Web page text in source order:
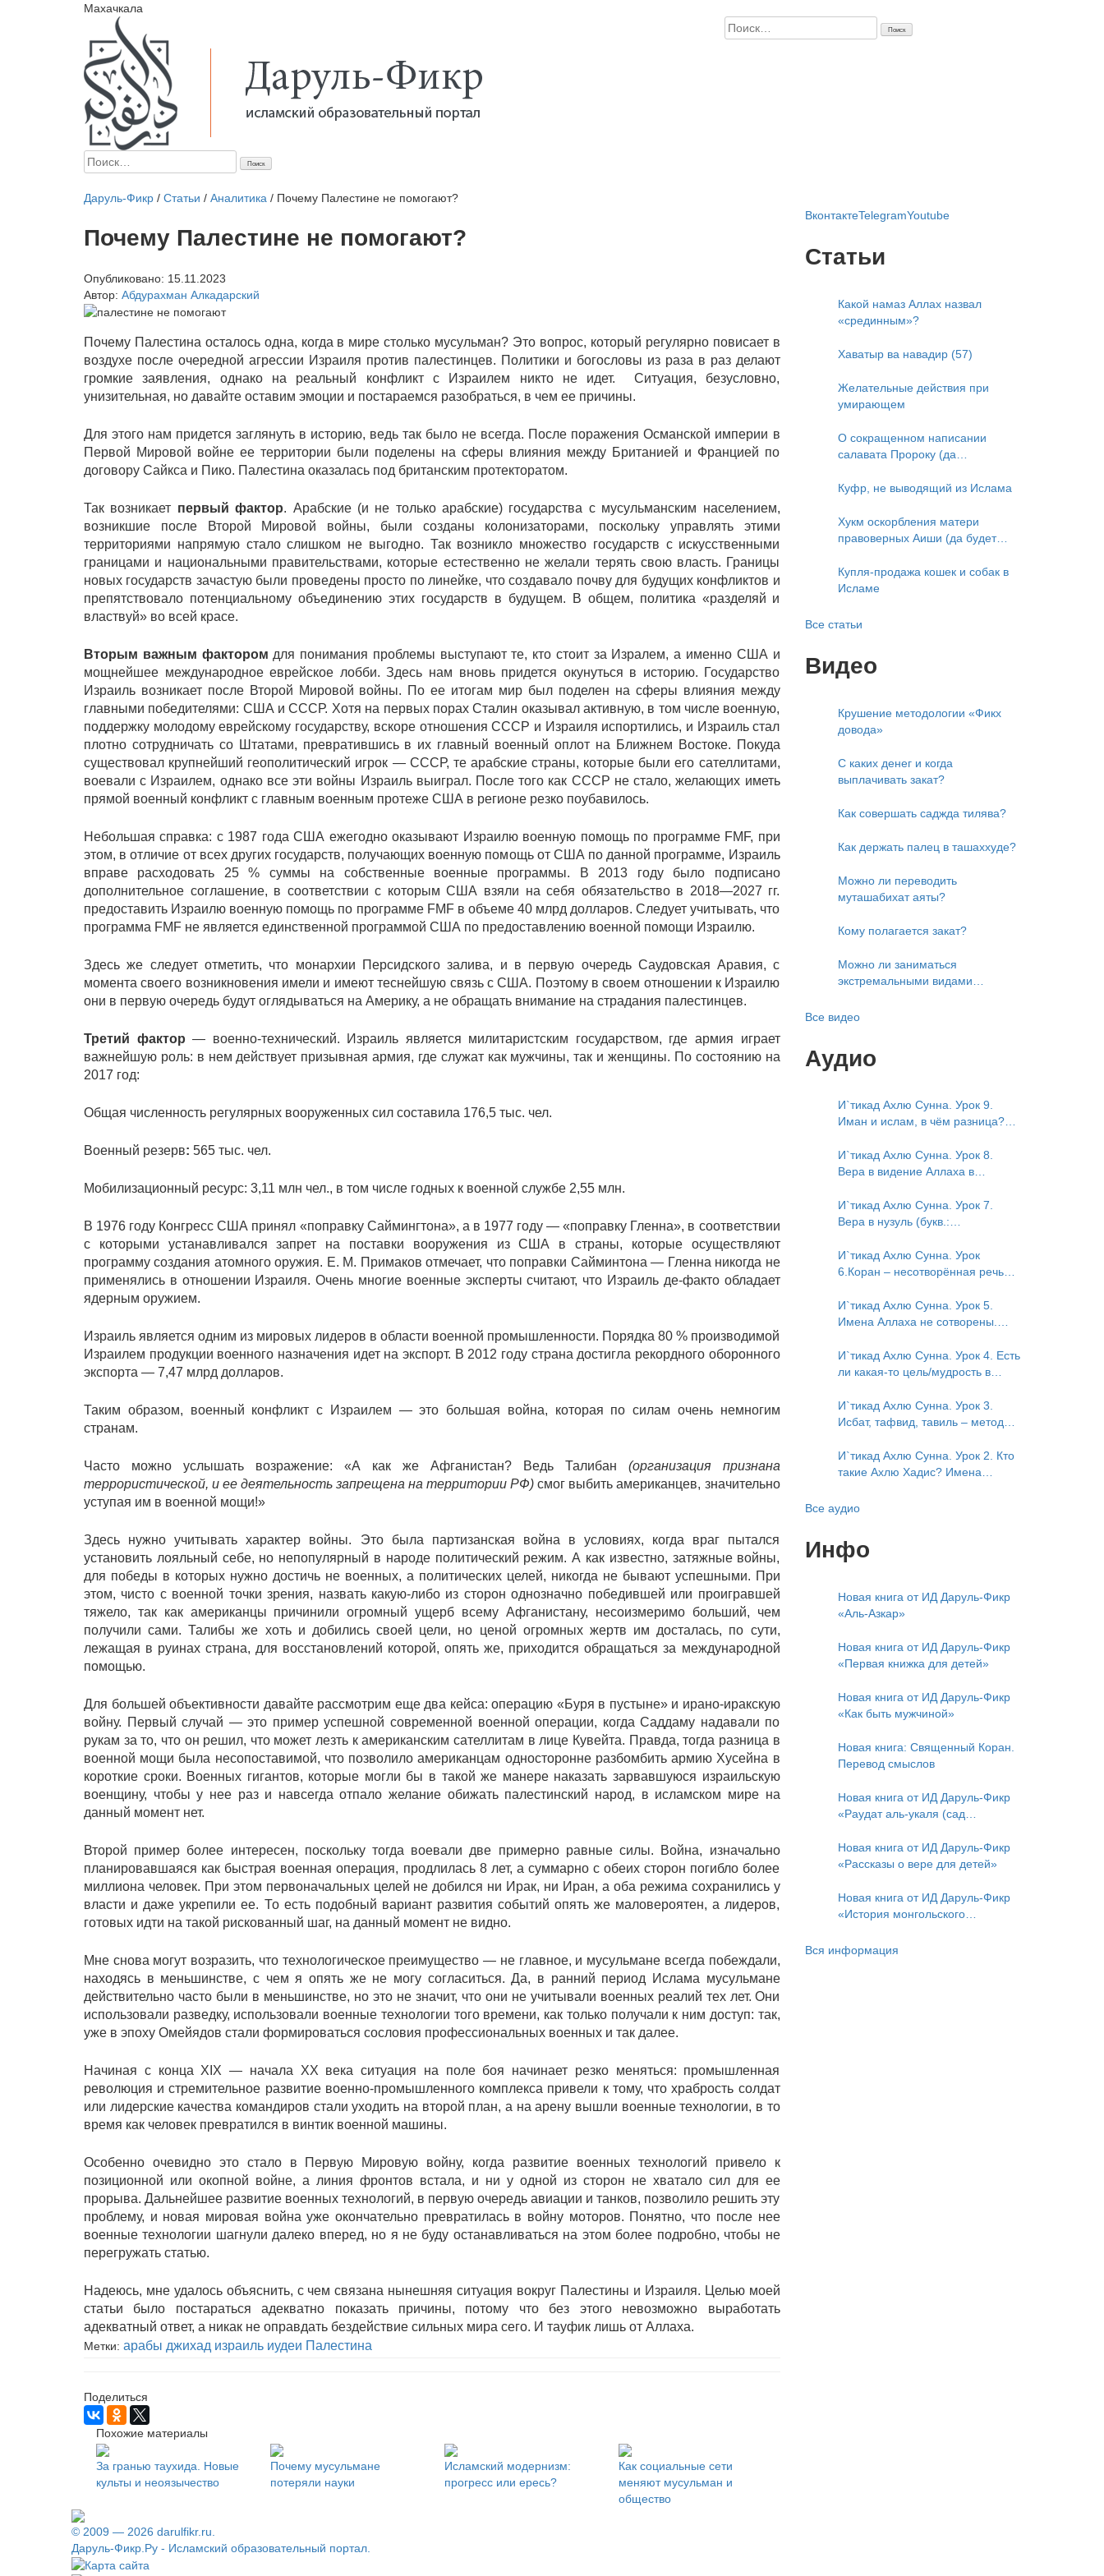
Махачкала
Найти:
Найти:
Даруль-Фикр / Статьи / Аналитика / Почему Палестине не помогают?
Почему Палестине не помогают?
Опубликовано: 15.11.2023
Автор: Абдурахман Алкадарский
Почему Палестина осталось одна, когда в мире столько мусульман? Это вопрос, который регулярно повисает в
воздухе после очередной агрессии Израиля против палестинцев. Политики и богословы из раза в раз делают
громкие заявления, однако на реальный конфликт с Израилем никто не идет. Ситуация, безусловно,
унизительная, но давайте оставим эмоции и постараемся разобраться, в чем ее причины.
Для этого нам придется заглянуть в историю, ведь так было не всегда. После поражения Османской империи в
Первой Мировой войне ее территории были поделены на сферы влияния между Британией и Францией по
договору Сайкса и Пико. Палестина оказалась под британским протекторатом.
Так возникает первый фактор. Арабские (и не только арабские) государства с мусульманским населением,
возникшие после Второй Мировой войны, были созданы колонизаторами, поскольку управлять этими
территориями напрямую стало слишком не выгодно. Так возникло множество государств с искусственными
границами и национальными правительствами, которые естественно не желали терять свою власть. Границы
новых государств зачастую были проведены просто по линейке, что создавало почву для будущих конфликтов и
препятствовало потенциальному объединению этих государств в будущем. В общем, политика «разделяй и
властвуй» во всей красе.
Вторым важным фактором для понимания проблемы выступают те, кто стоит за Изралем, а именно США и
мощнейшее международное еврейское лобби. Здесь нам вновь придется окунуться в историю. Государство
Израиль возникает после Второй Мировой войны. По ее итогам мир был поделен на сферы влияния между
главными победителями: США и СССР. Хотя на первых порах Сталин оказывал активную, в том числе военную,
поддержку молодому еврейскому государству, вскоре отношения СССР и Израиля испортились, и Израиль стал
плотно сотрудничать со Штатами, превратившись в их главный военный оплот на Ближнем Востоке. Покуда
существовал крупнейший геополитический игрок — СССР, те арабские страны, которые были его сателлитами,
воевали с Израилем, однако все эти войны Израиль выиграл. После того как СССР не стало, желающих иметь
прямой военный конфликт с главным военным протеже США в регионе резко поубавилось.
Небольшая справка: с 1987 года США ежегодно оказывают Израилю военную помощь по программе FMF, при
этом, в отличие от всех других государств, получающих военную помощь от США по данной программе, Израиль
вправе расходовать 25 % суммы на собственные военные программы. В 2013 году было подписано
дополнительное соглашение, в соответствии с которым США взяли на себя обязательство в 2018—2027 гг.
предоставить Израилю военную помощь по программе FMF в объеме 40 млрд долларов. Следует учитывать, что
программа FMF не является единственной программой США по предоставлению военной помощи Израилю.
Здесь же следует отметить, что монархии Персидского залива, и в первую очередь Саудовская Аравия, с
момента своего возникновения имели и имеют теснейшую связь с США. Поэтому в своем отношении к Израилю
они в первую очередь будут оглядываться на Америку, а не обращать внимание на страдания палестинцев.
Третий фактор — военно-технический. Израиль является милитаристским государством, где армия играет
важнейшую роль: в нем действует призывная армия, где служат как мужчины, так и женщины. По состоянию на
2017 год:
Общая численность регулярных вооруженных сил составила 176,5 тыс. чел.
Военный резерв: 565 тыс. чел.
Мобилизационный ресурс: 3,11 млн чел., в том числе годных к военной службе 2,55 млн.
В 1976 году Конгресс США принял «поправку Саймингтона», а в 1977 году — «поправку Гленна», в соответствии
с которыми устанавливался запрет на поставки вооружения из США в страны, которые осуществляют
программу создания атомного оружия. Е. М. Примаков отмечает, что поправки Сайминтона — Гленна никогда не
применялись в отношении Израиля. Очень многие военные эксперты считают, что Израиль де-факто обладает
ядерным оружием.
Израиль является одним из мировых лидеров в области военной промышленности. Порядка 80 % производимой
Израилем продукции военного назначения идет на экспорт. В 2012 году страна достигла рекордного оборонного
экспорта — 7,47 млрд долларов.
Таким образом, военный конфликт с Израилем — это большая война, которая по силам очень немногим
странам.
Часто можно услышать возражение: «А как же Афганистан? Ведь Талибан (организация признана
террористической, и ее деятельность запрещена на территории РФ) смог выбить американцев, значительно
уступая им в военной мощи!»
Здесь нужно учитывать характер войны. Это была партизанская война в условиях, когда враг пытался
установить лояльный себе, но непопулярный в народе политический режим. А как известно, затяжные войны,
для победы в которых нужно достичь не военных, а политических целей, никогда не бывают успешными. При
этом, чисто с военной точки зрения, назвать какую-либо из сторон однозначно победившей или проигравшей
тяжело, так как американцы причинили огромный ущерб всему Афганистану, несоизмеримо больший, чем
получили сами. Талибы же хоть и добились своей цели, но ценой огромных жертв им досталась, по сути,
лежащая в руинах страна, для восстановлений которой, опять же, приходится обращаться за международной
помощью.
Для большей объективности давайте рассмотрим еще два кейса: операцию «Буря в пустыне» и ирано-иракскую
войну. Первый случай — это пример успешной современной военной операции, когда Саддаму надавали по
рукам за то, что он решил, что может лезть к американским сателлитам в лице Кувейта. Правда, тогда разница в
военной мощи была несопоставимой, что позволило американцам односторонне разбомбить армию Хусейна в
короткие сроки. Военных гигантов, которые могли бы в такой же манере наказать зарвавшуюся израильскую
военщину, чтобы у нее раз и навсегда отпало желание обижать палестинский народ, в исламском мире на
данный момент нет.
Второй пример более интересен, поскольку тогда воевали две примерно равные силы. Война, изначально
планировавшаяся как быстрая военная операция, продлилась 8 лет, а суммарно с обеих сторон погибло более
миллиона человек. При этом первоначальных целей не добился ни Ирак, ни Иран, а оба режима сохранились у
власти и даже укрепили ее. То есть подобный вариант развития событий опять же маловероятен, а лидеров,
готовых идти на такой рискованный шаг, на данный момент не видно.
Мне снова могут возразить, что технологическое преимущество — не главное, и мусульмане всегда побеждали,
находясь в меньшинстве, с чем я опять же не могу согласиться. Да, в ранний период Ислама мусульмане
действительно часто были в меньшинстве, но это не значит, что они не учитывали военных реалий тех лет. Они
использовали разведку, использовали военные технологии того времени, как только получали к ним доступ: так,
уже в эпоху Омейядов стали формироваться сословия профессиональных военных и так далее.
Начиная с конца ХIX — начала ХХ века ситуация на поле боя начинает резко меняться: промышленная
революция и стремительное развитие военно-промышленного комплекса привели к тому, что храбрость солдат
или лидерские качества командиров стали уходить на второй план, а на арену вышли военные технологии, в то
время как человек превратился в винтик военной машины.
Особенно очевидно это стало в Первую Мировую войну, когда развитие военных технологий привело к
позиционной или окопной войне, а линия фронтов встала, и ни у одной из сторон не хватало сил для ее
прорыва. Дальнейшее развитие военных технологий, в первую очередь авиации и танков, позволило решить эту
проблему, и новая мировая война уже окончательно превратилась в войну моторов. Понятно, что после нее
военные технологии шагнули далеко вперед, но я не буду останавливаться на этом более подробно, чтобы не
перегружать статью.
Надеюсь, мне удалось объяснить, с чем связана нынешняя ситуация вокруг Палестины и Израиля. Целью моей
статьи было постараться адекватно показать причины, потому что без этого невозможно выработать
адекватный ответ, а никак не оправдать бездействие сильных мира сего. И тауфик лишь от Аллаха.
Метки: арабы джихад израиль иудеи Палестина
Поделиться
Похожие материалы
За гранью таухида. Новые
культы и неоязычество
Почему мусульмане
потеряли науки
Исламский модернизм:
прогресс или ересь?
Как социальные сети
меняют мусульман и
общество
ВконтактеTelegramYoutube
Статьи
Какой намаз Аллах назвал
«срединным»?
Хаватыр ва навадир (57)
Желательные действия при
умирающем
О сокращенном написании
салавата Пророку (да
приветствует)
Куфр, не выводящий из Ислама
Хукм оскорбления матери
правоверных Аиши (да будет
Купля-продажа кошек и собак в
Исламе
Все статьи
Видео
Крушение методологии «Фикх
довода»
С каких денег и когда
выплачивать закат?
Как совершать саджда тилява?
Как держать палец в ташаххуде?
Можно ли переводить
муташабихат аяты?
Кому полагается закат?
Можно ли заниматься
экстремальными видами
Все видео
Аудио
И`тикад Ахлю Сунна. Урок 9.
Иман и ислам, в чём разница?
обитателем Рая или Ада?
И`тикад Ахлю Сунна. Урок 8.
Вера в видение Аллаха в
телесности Абу Бакром аль-
Исмаили. Отрицание телесности
Дарими. Иман – это слова, дела
и познание
И`тикад Ахлю Сунна. Урок 7.
Вера в нузуль (букв.:
ибн Саида ад-Дарими о нузуле.
Считал ли ад-Дарими, что Аллах
движением?
И`тикад Ахлю Сунна. Урок
6.Коран – несотворённая речь
сотворено? Предопределение
судьбы
И`тикад Ахлю Сунна. Урок 5.
Имена Аллаха не сотворены.
сифатов. Описание Аллаха
сифатом «вадж» (букв.: лик)
И`тикад Ахлю Сунна. Урок 4. Есть
ли какая-то цель/мудрость в
отрицать в отношении Аллаха
недостатки, отрицание которых
Концепция ибн Таймийи
И`тикад Ахлю Сунна. Урок 3.
Исбат, тафвид, тавиль – методы
Можно ли переводить сифаты
аль-хабария на русский язык?
сифата «биля кейфа» (без
И`тикад Ахлю Сунна. Урок 2. Кто
такие Ахлю Хадис? Имена
понимание Атрибутов
Все аудио
Инфо
Новая книга от ИД Даруль-Фикр
«Аль-Азкар»
Новая книга от ИД Даруль-Фикр
«Первая книжка для детей»
Новая книга от ИД Даруль-Фикр
«Как быть мужчиной»
Новая книга: Священный Коран.
Перевод смыслов
Новая книга от ИД Даруль-Фикр
«Раудат аль-укаля (cад
благородных)»
Новая книга от ИД Даруль-Фикр
«Рассказы о вере для детей»
Новая книга от ИД Даруль-Фикр
«История монгольского
Вся информация
© 2009 — 2026 darulfikr.ru.
Даруль-Фикр.Ру - Исламский образовательный портал.